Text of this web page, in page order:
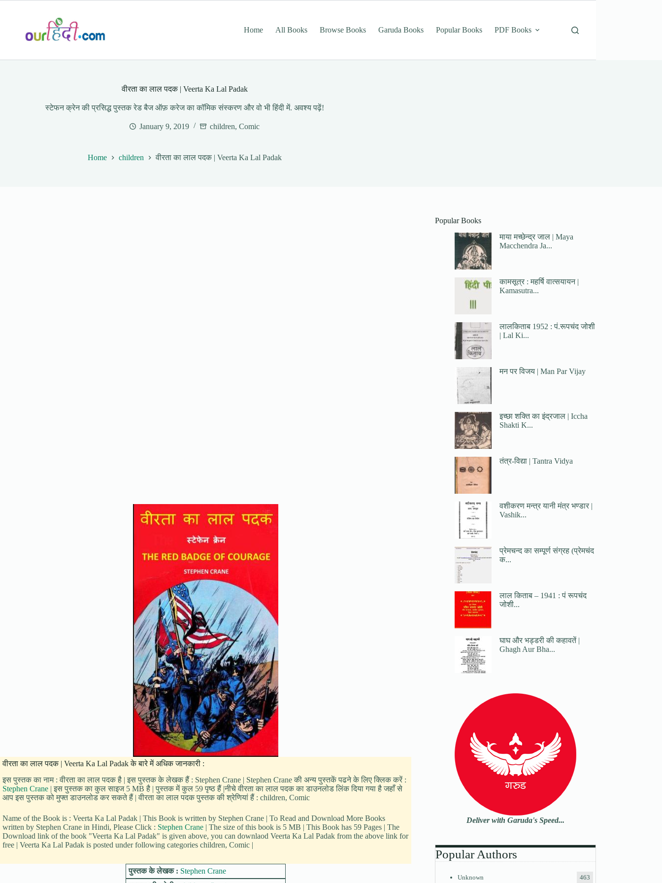
Home
All Books Browse Books Garuda Books Popular Books PDF Books
वीरता का लाल पदक | Veerta Ka Lal Padak
स्टेफन क्रेन की प्रसिद्ध पुस्तक रेड बैज ऑफ़ करेज का कॉमिक संस्करण और वो भी हिंदी में. अवश्य पढ़ें!
January 9, 2019 children, Comic
Home children वीरता का लाल पदक | Veerta Ka Lal Padak
वीरता का लाल पदक | Veerta Ka Lal Padak के बारे में अधिक जानकारी :
इस पुस्तक का नाम : वीरता का लाल पदक है | इस पुस्तक के लेखक हैं : Stephen Crane | Stephen Crane की अन्य पुस्तकें पढने के लिए क्लिक करें :
Stephen Crane | इस पुस्तक का कुल साइज 5 MB है | पुस्तक में कुल 59 पृष्ठ हैं |नीचे वीरता का लाल पदक का डाउनलोड लिंक दिया गया है जहाँ से
आप इस पुस्तक को मुफ्त डाउनलोड कर सकते हैं | वीरता का लाल पदक पुस्तक की श्रेणियां हैं : children, Comic
Name of the Book is : Veerta Ka Lal Padak | This Book is written by Stephen Crane | To Read and Download More Books
written by Stephen Crane in Hindi, Please Click : Stephen Crane | The size of this book is 5 MB | This Book has 59 Pages | The
Download link of the book "Veerta Ka Lal Padak" is given above, you can downlaod Veerta Ka Lal Padak from the above link for
free | Veerta Ka Lal Padak is posted under following categories children, Comic |
पुस्तक के लेखक : Stephen Crane
Popular Books
माया मच्छेन्द्र जाल | Maya
Macchendra Ja...
कामसूत्र : महर्षि वात्सयायन |
Kamasutra...
लालकिताब 1952 : पं.रूपचंद जोशी
| Lal Ki...
मन पर विजय | Man Par Vijay
इच्छा शक्ति का इंद्रजाल | Iccha
Shakti K...
तंत्र-विद्या | Tantra Vidya
वशीकरण मन्त्र यानी मंत्र भण्डार |
Vashik...
प्रेमचन्द का सम्पूर्ण संग्रह (प्रेमचंद
क...
लाल किताब – 1941 : पं रूपचंद
जोशी...
घाघ और भड्डरी की कहावतें |
Ghagh Aur Bha...
Deliver with Garuda's Speed...
Popular Authors
Unknown 463